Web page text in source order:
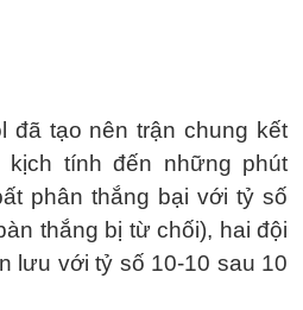
đã tạo nên trận chung kết
kịch tính đến những phút
phân thắng bại với tỷ số
thắng bị từ chối), hai đội
lưu với tỷ số 10-10 sau 10